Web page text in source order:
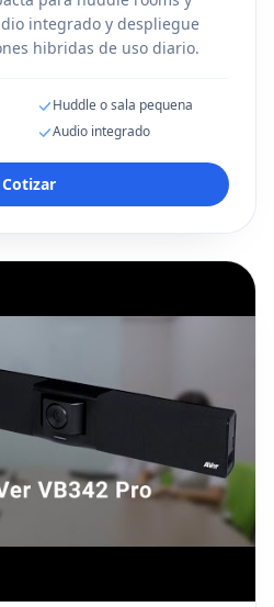
integrado y despliegue
hibridas de uso diario.
Huddle o sala pequena
Audio integrado
Cotizar